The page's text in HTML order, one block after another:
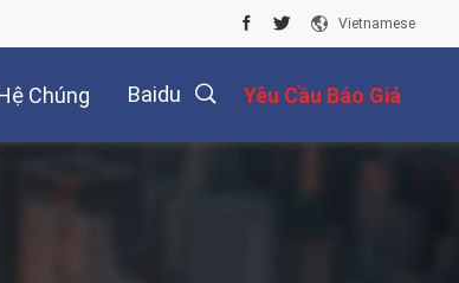
Vietnamese
Chúng Baidu Yêu Cầu Báo Giá